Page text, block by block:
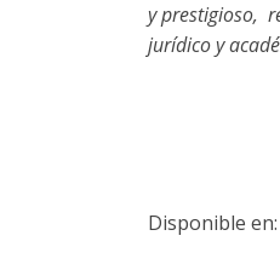
y prestigioso,
jurídico y
Disponible en: